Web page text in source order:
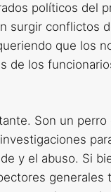
políticos del
surgir conflictos
que los
de los
Son un
y el abuso. Si
generales